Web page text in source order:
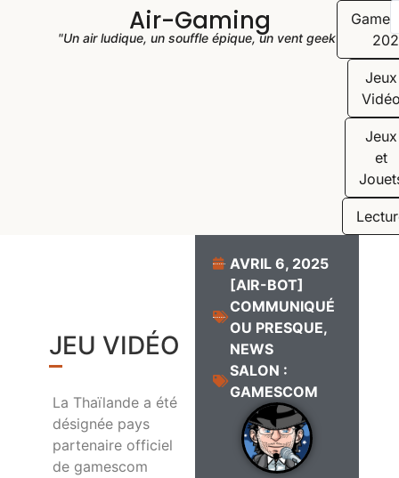
Air-Gaming
"Un air ludique, un souffle épique, un vent geek"
Jeux
Jeux
et
JEU VIDÉO
La Thaïlande a été
désignée pays
partenaire officiel
de gamescom
AVRIL 6, 2025
[AIR-BOT]
COMMUNIQUÉ
OU PRESQUE,
NEWS
SALON :
GAMESCOM